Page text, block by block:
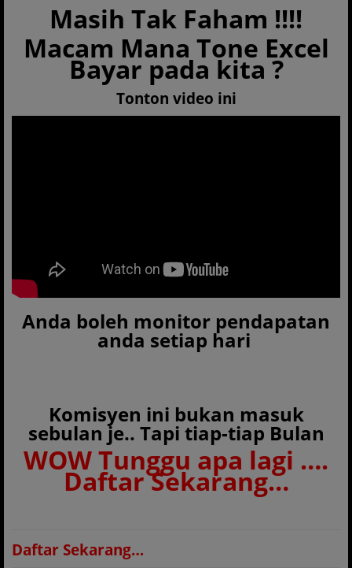
Masih Tak Faham !!!!
Macam Mana Tone Excel
Bayar pada kita ?
Tonton video ini
Anda boleh monitor pendapatan
anda setiap hari
Komisyen ini bukan masuk
sebulan je.. Tapi tiap-tiap Bulan
WOW Tunggu apa lagi ….
Daftar Sekarang…
Daftar Sekarang…